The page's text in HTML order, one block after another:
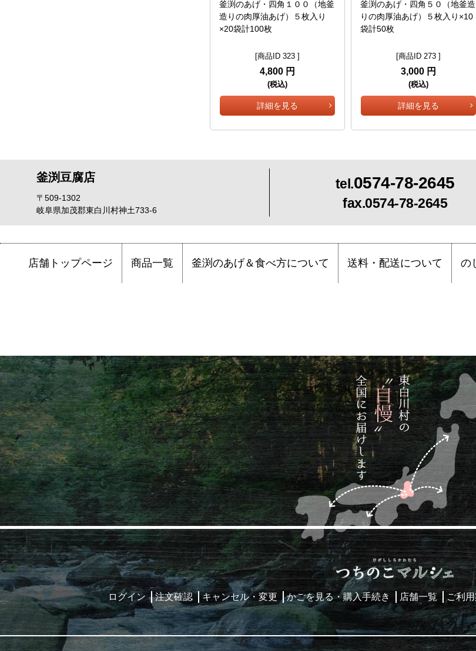
釜渕のあげ・四角１００（地釜
造りの肉厚油あげ）５枚入り
×20袋計100枚
[商品ID 323 ]
4,800 円
(税込)
詳細を見る
釜渕のあげ・四角５０（地釜造
りの肉厚油あげ）５枚入り×10
袋計50枚
[商品ID 273 ]
3,000 円
(税込)
詳細を見る
釜渕豆腐店
〒509-1302
岐阜県加茂郡東白川村神土733-6
tel.0574-78-2645
fax.0574-78-2645
店舗トップページ 商品一覧 釜渕のあげ＆食べ方について 送料・配送について の
ログイン 注文確認 キャンセル・変更 かごを見る・購入手続き 店舗一覧 ご利